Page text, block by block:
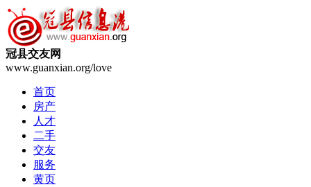
冠县交友网
www.guanxian.org/love
首页
房产
人才
二手
交友
服务
黄页